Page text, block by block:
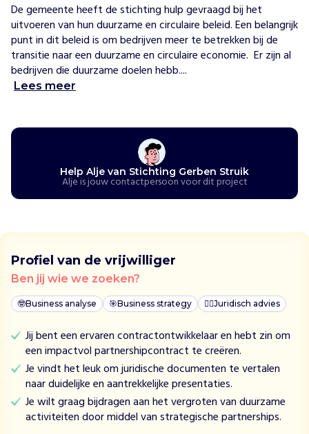
e
r
b
e
n
S
e
n
d
t
l
o
k
a
e
b
e
d
De gemeente heeft de stichting hulp gevraagd bij het
uitvoeren van hun duurzame en circulaire beleid. Een belangrijk
punt in dit beleid is om bedrijven meer te betrekken bij de
transitie naar een duurzame en circulaire economie.  Er zijn al
bedrijven die duurzame doelen hebb....
Lees meer
Help Alje van Stichting Gerben Struik
Alje is jouw contactpersoon voor dit project
Profiel van de vrijwilliger
Ben jij wie we zoeken?
🤓Business analyse 🎯Business strategy 👩‍⚖️Juridisch advies
Jij bent een ervaren contractontwikkelaar en hebt zin om
een impactvol partnershipcontract te creëren.
Je vindt het leuk om juridische documenten te vertalen
naar duidelijke en aantrekkelijke presentaties.
Je wilt graag bijdragen aan het vergroten van duurzame
activiteiten door middel van strategische partnerships.